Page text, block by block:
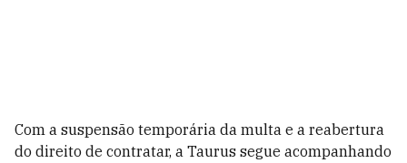
Com a suspensão temporária da multa e a reabertura
do direito de contratar, a Taurus segue acompanhando